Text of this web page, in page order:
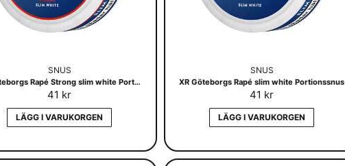
SNUS
XR Göteborgs Rapé Strong slim white Portsionssnus
41 kr
LÄGG I VARUKORGEN
SNUS
XR Göteborgs Rapé slim white Portionssnus
41 kr
LÄGG I VARUKORGEN